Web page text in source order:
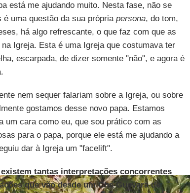
está me ajudando muito. Nesta fase, não se
uma questão da sua própria persona, do tom,
há algo refrescante, o que faz com que as
Igreja. Esta é uma Igreja que costumava ter
escarpada, de dizer somente "não", e agora é
nem sequer falariam sobre a Igreja, ou sobre
gostamos desse novo papa. Estamos
um cara como eu, que sou prático com as
para o papa, porque ele está me ajudando a
dar à Igreja um "facelift".
tantas interpretações concorrentes
que vão desde um Che Guevara de